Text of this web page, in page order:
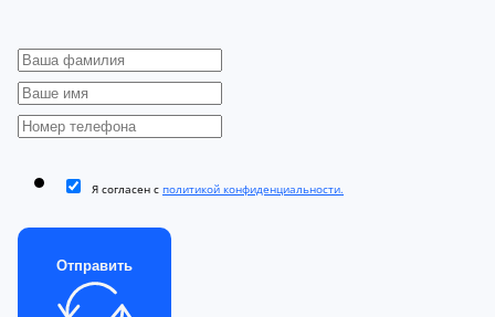
Я согласен с политикой конфиденциальности.
Отправить